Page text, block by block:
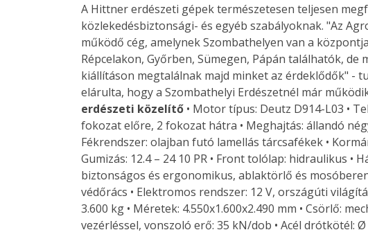
A Hittner erdészeti gépek természetesen teljesen
közlekedésbiztonsági- és egyéb szabályoknak. "Az
működő cég, amelynek Szombathelyen van a
Répcelakon, Győrben, Sümegen, Pápán találhatók,
kiállításon megtalálnak majd minket az érdeklődők" -
elárulta, hogy a Szombathelyi Erdészetnél már
erdészeti közelítő • Motor típus: Deutz D914-L03 •
fokozat előre, 2 fokozat hátra • Meghajtás: állandó
Fékrendszer: olajban futó lamellás tárcsafékek •
Gumizás: 12.4 – 24 10 PR • Front tolólap: hidraulikus •
biztonságos és ergonomikus, ablaktörlő és
védőrács • Elektromos rendszer: 12 V, országúti
3.600 kg • Méretek: 4.550x1.600x2.490 mm • Csörlő:
vezérléssel, vonszoló erő: 35 kN/dob • Acél drótkötél: Ø